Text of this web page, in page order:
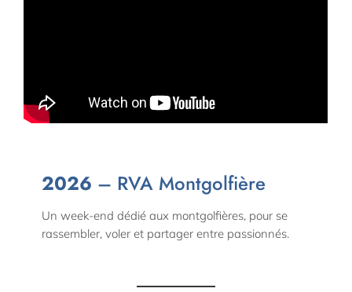
2026 – RVA Montgolfière
Un week-end dédié aux montgolfières, pour se
rassembler, voler et partager entre passionnés.